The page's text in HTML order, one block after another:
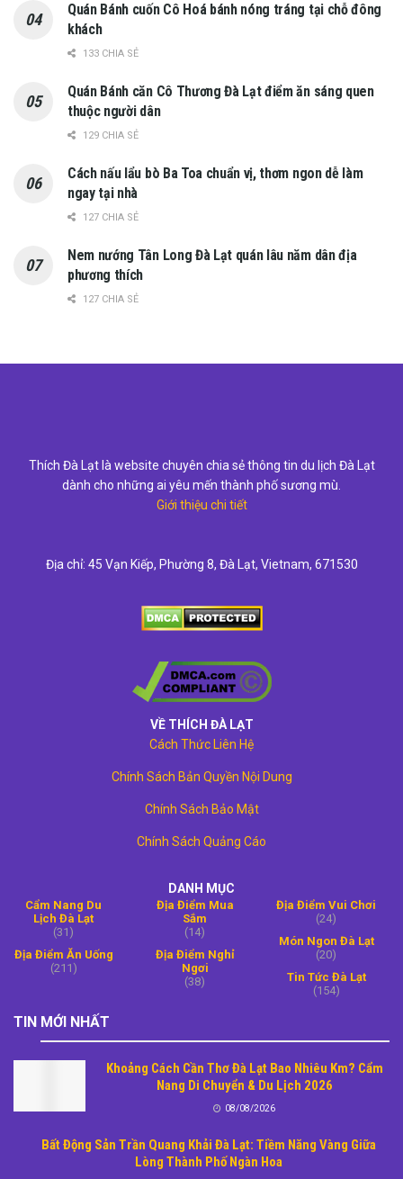
Quán Bánh cuốn Cô Hoá bánh nóng tráng tại chỗ đông
khách
133 CHIA SẺ
Quán Bánh căn Cô Thương Đà Lạt điểm ăn sáng quen
thuộc người dân
129 CHIA SẺ
Cách nấu lẩu bò Ba Toa chuẩn vị, thơm ngon dễ làm
ngay tại nhà
127 CHIA SẺ
Nem nướng Tân Long Đà Lạt quán lâu năm dân địa
phương thích
127 CHIA SẺ
Thích Đà Lạt là website chuyên chia sẻ thông tin du lịch Đà Lạt
dành cho những ai yêu mến thành phố sương mù.
Giới thiệu chi tiết
Địa chỉ: 45 Vạn Kiếp, Phường 8, Đà Lạt, Vietnam, 671530
VỀ THÍCH ĐÀ LẠT
Cách Thức Liên Hệ
Chính Sách Bản Quyền Nội Dung
Chính Sách Bảo Mật
Chính Sách Quảng Cáo
DANH MỤC
Cẩm Nang Du
Lịch Đà Lạt
(31)
Địa Điểm Ăn Uống
(211)
Địa Điểm Mua
Sắm
(14)
Địa Điểm Nghỉ
Ngơi
(38)
Địa Điểm Vui Chơi
(24)
Món Ngon Đà Lạt
(20)
Tin Tức Đà Lạt
(154)
TIN MỚI NHẤT
Khoảng Cách Cần Thơ Đà Lạt Bao Nhiêu Km? Cẩm
Nang Di Chuyển & Du Lịch 2026
08/08/2026
Bất Động Sản Trần Quang Khải Đà Lạt: Tiềm Năng Vàng Giữa
Lòng Thành Phố Ngàn Hoa